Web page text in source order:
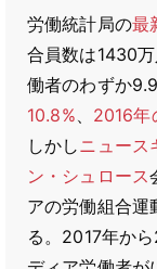
労働統計局の最
合員数は1430
働者のわずか
10.8%、 2016年
しかしニュース
ン・シュロース
アの労働組合運
る。2017年か